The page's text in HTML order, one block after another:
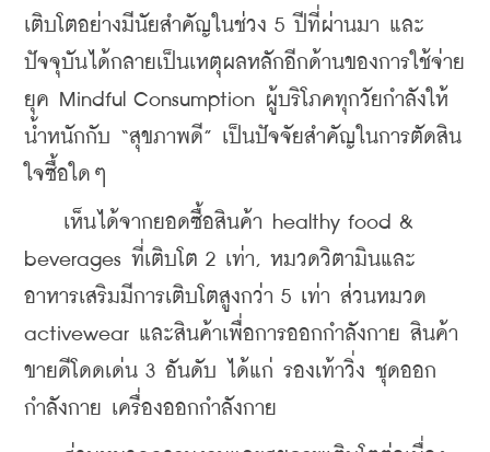
เติบโตอย่างมีนัยสำคัญในช่วง 5 ปีที่ผ่านมา และ
ปัจจุบันได้กลายเป็นเหตุผลหลักอีกด้านของการใช้จ่าย
ยุค Mindful Consumption ผู้บริโภคทุกวัยกำลังให้
น้ำหนักกับ “สุขภาพดี” เป็นปัจจัยสำคัญในการตัดสิน
ใจซื้อใดๆ
เห็นได้จากยอดซื้อสินค้า healthy food &
beverages ที่เติบโต 2 เท่า, หมวดวิตามินและ
อาหารเสริมมีการเติบโตสูงกว่า 5 เท่า ส่วนหมวด
activewear และสินค้าเพื่อการออกกำลังกาย สินค้า
ขายดีโดดเด่น 3 อันดับ ได้แก่ รองเท้าวิ่ง ชุดออก
กำลังกาย เครื่องออกกำลังกาย